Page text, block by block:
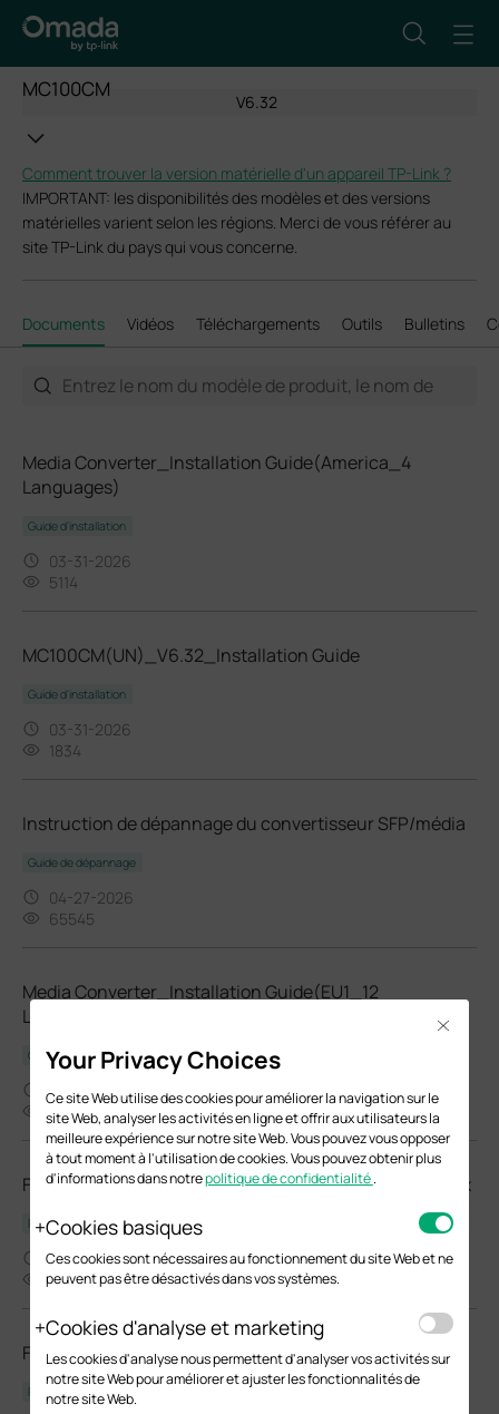
MC100CM
V6.32
Comment trouver la version matérielle d'un appareil TP-Link ?
IMPORTANT: les disponibilités des modèles et des versions
matérielles varient selon les régions. Merci de vous référer au
site TP-Link du pays qui vous concerne.
Documents Vidéos Téléchargements Outils Bulletins
Media Converter_Installation Guide(America_4
Languages)
Guide d'installation
03-31-2026
5114
MC100CM(UN)_V6.32_Installation Guide
Guide d'installation
03-31-2026
1834
Instruction de dépannage du convertisseur SFP/média
Guide de dépannage
04-27-2026
65545
Media Converter_Installation Guide(EU1_12
Languages)
Guide d'installation
09-11-2025
10569
Fiche Produit Convertisseurs MCxx / TL-FCxx / TL-SMxx
Fiche produit
02-21-2025
1289
Fiche Produit Convertisseurs de média
Fiche produit
Your Privacy Choices
Ce site Web utilise des cookies pour améliorer la navigation sur le
site Web, analyser les activités en ligne et offrir aux utilisateurs la
meilleure expérience sur notre site Web. Vous pouvez vous opposer
à tout moment à l'utilisation de cookies. Vous pouvez obtenir plus
d'informations dans notrepolitique de confidentialité.
Cookies basiques
Ces cookies sont nécessaires au fonctionnement du site Web et ne
peuvent pas être désactivés dans vos systèmes.
Cookies d'analyse et marketing
Les cookies d'analyse nous permettent d'analyser vos activités sur
notre site Web pour améliorer et ajuster les fonctionnalités de
notre site Web.
Close